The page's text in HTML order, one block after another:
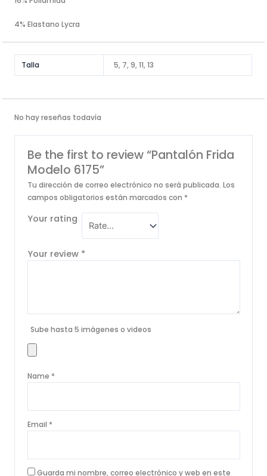
4% Elastano Lycra
Talla 5, 7, 9, 11, 13
No hay reseñas todavía
Be the first to review “Pantalón Frida
Modelo 6175”
Tu dirección de correo electrónico no será publicada. Los
campos obligatorios están marcados con *
Your rating
Your review *
Sube hasta 5 imágenes o videos
Name *
Email *
Guarda mi nombre, correo electrónico y web en este